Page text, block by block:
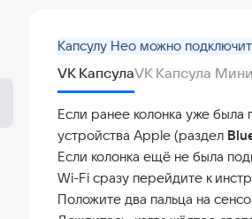
Капсулу Нео можно
VK КапсулаVK Капсула
Если ранее колонка уже
устройства Apple (раздел
Если колонка ещё не была
Wi-Fi сразу перейдите к
Положите два пальца на